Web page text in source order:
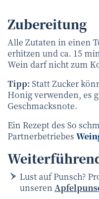
Zubereitung
Alle Zutaten in einen
erhitzen und ca. 15
Wein darf nicht zum
Tipp: Statt Zucker
Honig verwenden, es
Geschmacksnote.
Ein Rezept des So
Partnerbetriebes
Lust auf Punsch?
unseren